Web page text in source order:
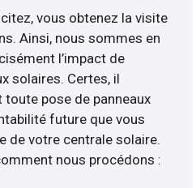
vous obtenez la visite
Ainsi, nous sommes en
l’impact de
solaires. Certes, il
pose de panneaux
future que vous
de votre centrale solaire.
nous procédons :